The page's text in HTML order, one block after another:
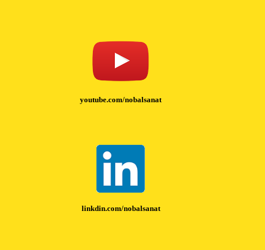
youtube.com/nobalsanat
linkdin.com/nobalsanat